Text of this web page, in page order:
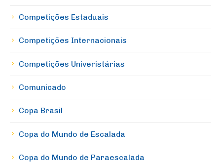
Competições Estaduais
Competições Internacionais
Competições Univeristárias
Comunicado
Copa Brasil
Copa do Mundo de Escalada
Copa do Mundo de Paraescalada